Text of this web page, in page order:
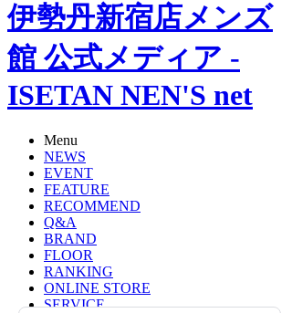
伊勢丹新宿店メンズ
館 公式メディア -
ISETAN NEN'S net
Menu
NEWS
EVENT
FEATURE
RECOMMEND
Q&A
BRAND
FLOOR
RANKING
ONLINE STORE
SERVICE